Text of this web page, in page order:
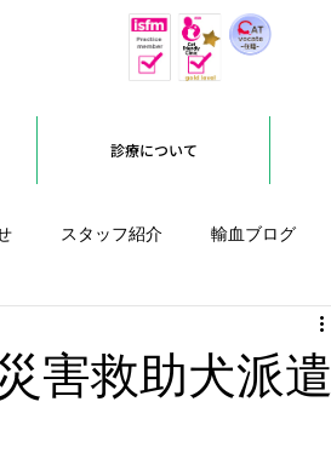
診療について
スタッフ紹介 輸血ブログ
害救助犬派遣